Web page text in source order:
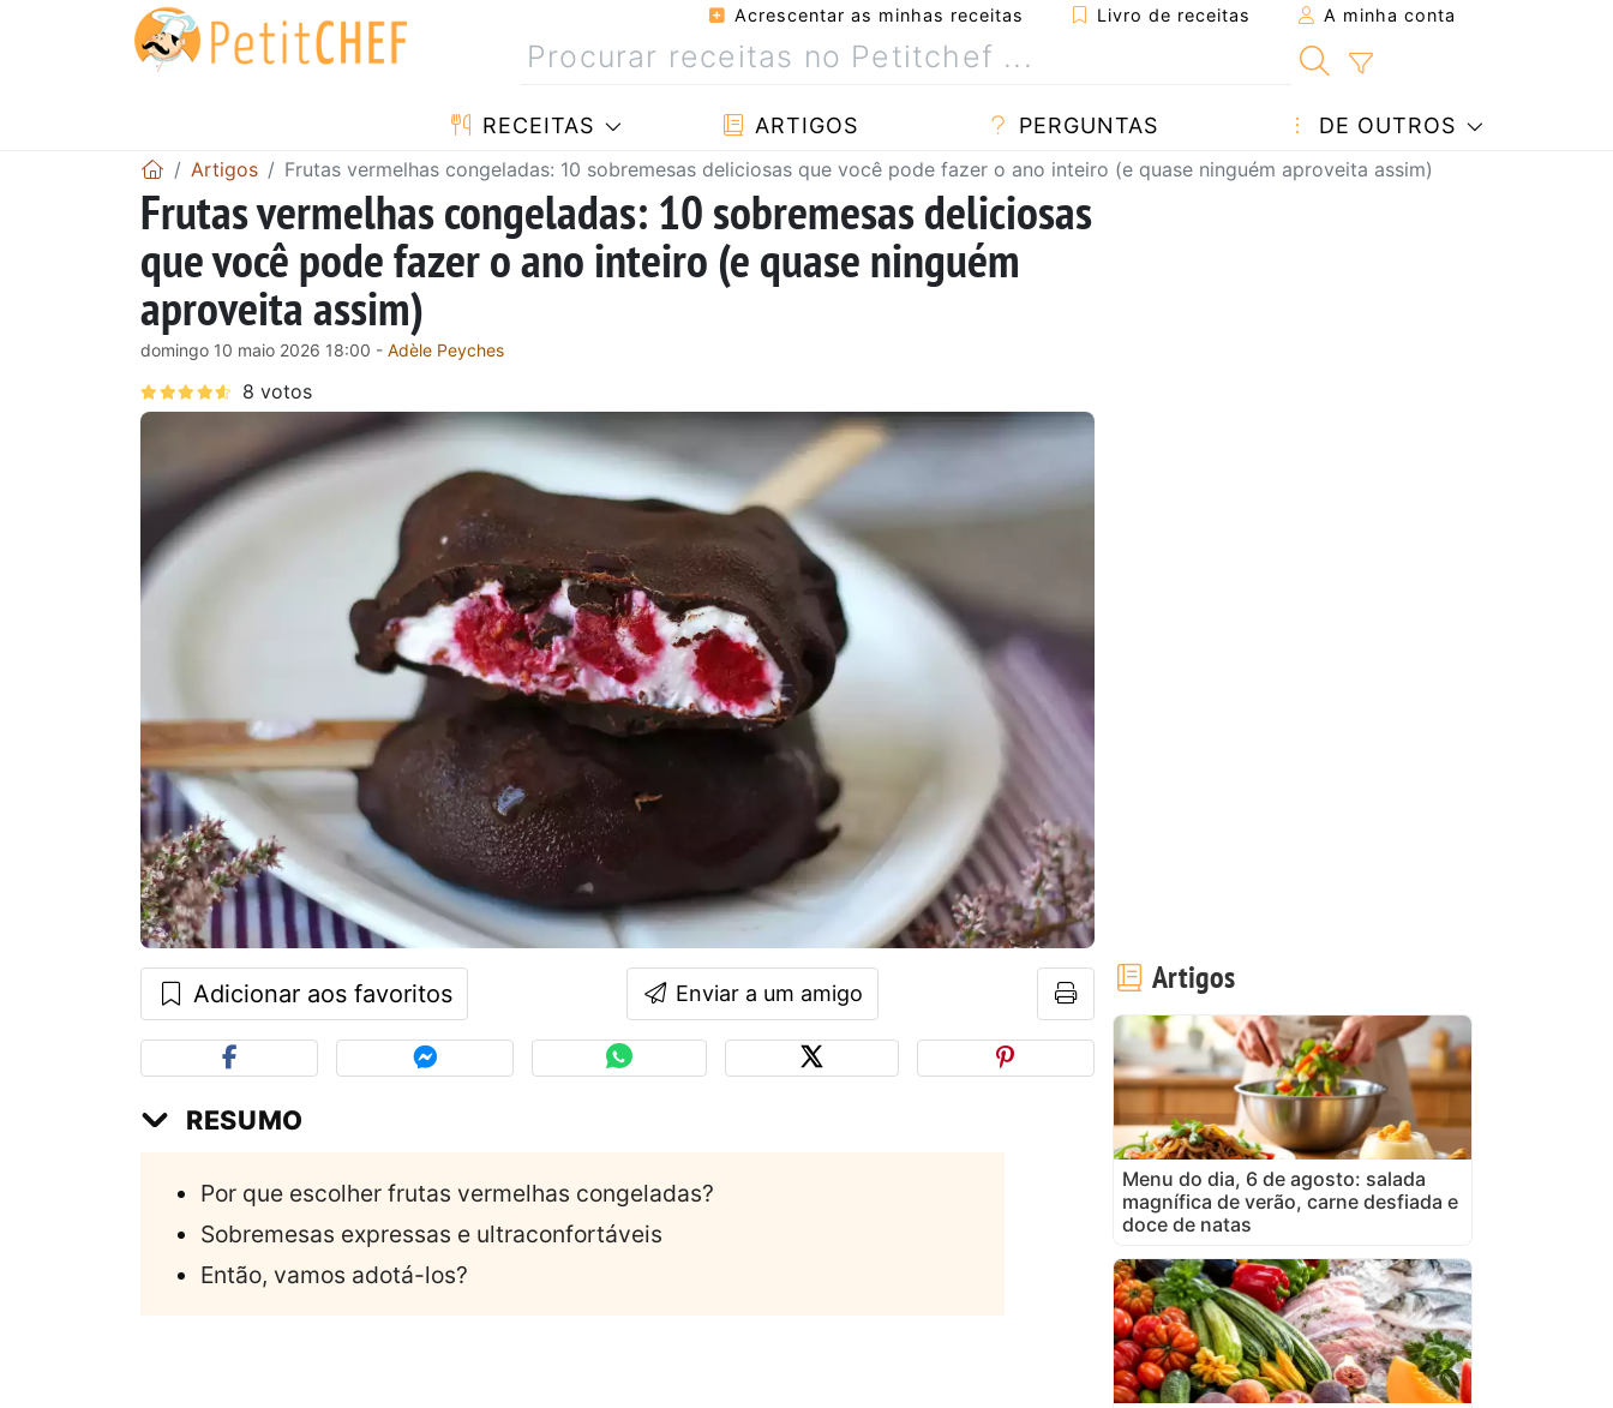
Acrescentar as minhas receitas Livro de receitas A minha conta
RECEITAS ARTIGOS PERGUNTAS DE OUTROS
Artigos Frutas vermelhas congeladas: 10 sobremesas deliciosas que você pode fazer o ano inteiro (e quase ninguém aproveita assim)
Frutas vermelhas congeladas: 10 sobremesas deliciosas
que você pode fazer o ano inteiro (e quase ninguém
aproveita assim)
domingo 10 maio 2026 18:00 - Adèle Peyches
Adicionar aos favoritos Enviar a um amigo
RESUMO
Por que escolher frutas vermelhas congeladas?
Sobremesas expressas e ultraconfortáveis
Então, vamos adotá-los?
Artigos
Menu do dia, 6 de agosto: salada
magnífica de verão, carne desfiada e
doce de natas